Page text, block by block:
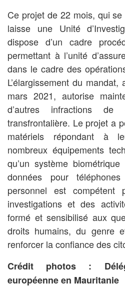
Ce projet de 22 mois, qui
laisse une Unité
dispose d’un cadre
permettant à l’unité
dans le cadre des
L’élargissement du
mars 2021, autorise
d’autres infractions de
transfrontalière. Le projet a
matériels répondant à
nombreux équipements
qu’un système
données pour
personnel est
investigations et des
formé et sensibilisé aux
droits humains, du genre
renforcer la confiance des
Crédit photos :
européenne en Mauritanie